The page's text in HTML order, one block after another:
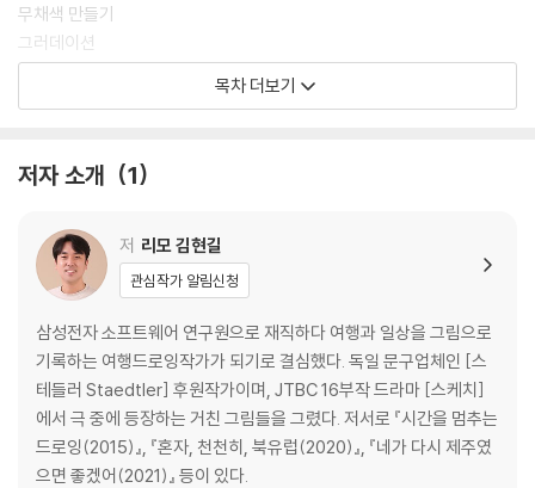
무채색 만들기
그러데이션
여행 드로잉 채색하기
1 녹산로의 봄
3 신창 풍차 해안도로
4 위미리 와랑와랑
5 아부오름
6 행원리 해변
7 새연교와 한라산
8 이중섭 거주지
9 소심한 책방
10 하도 해수욕장
11 돌담과 동백
목차 더보기
저자 소개 1
저 리모 김현길
관심작가 알림신청
삼성전자 소프트웨어 연구원으로 재직하다 여행과 일상을 그림으로
기록하는 여행드로잉작가가 되기로 결심했다. 독일 문구업체인 [스
테들러 Staedtler] 후원작가이며, JTBC 16부작 드라마 [스케치]
에서 극 중에 등장하는 거친 그림들을 그렸다. 저서로 『시간을 멈추는
드로잉(2015)』, 『혼자, 천천히, 북유럽(2020)』, 『네가 다시 제주였
으면 좋겠어(2021)』 등이 있다.